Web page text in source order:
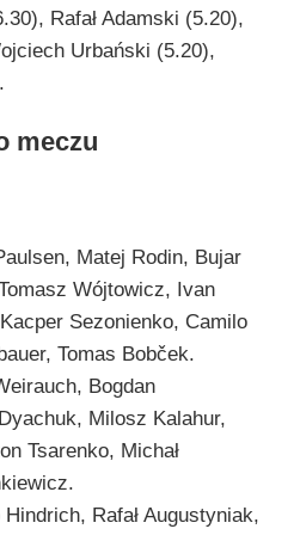
Rafał Adamski (5.20),
Urbański (5.20),
meczu
Matej Rodin, Bujar
Wójtowicz, Ivan
Sezonienko, Camilo
Tomas Bobček.
Bogdan
Milosz Kalahur,
Tsarenko, Michał
Rafał Augustyniak,